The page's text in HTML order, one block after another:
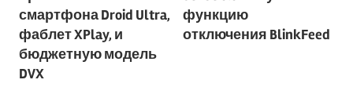
записям
смартфона Droid Ultra,
фаблет XPlay, и
бюджетную модель
DVX
функцию
отключения BlinkFeed